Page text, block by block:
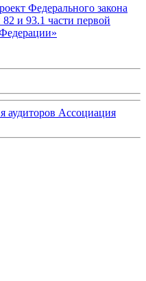
Федерального закона
и 93.1 части первой